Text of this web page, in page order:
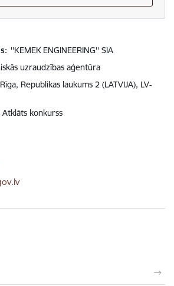
''KEMEK ENGINEERING'' SIA
uzraudzības aģentūra
Rīga, Republikas laukums 2 (LATVIJA), LV-
Atklāts konkurss